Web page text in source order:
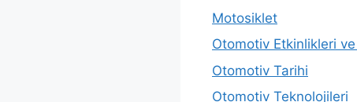
Motosiklet
Otomotiv Etkinlikleri
Otomotiv Tarihi
Otomotiv Teknolojileri